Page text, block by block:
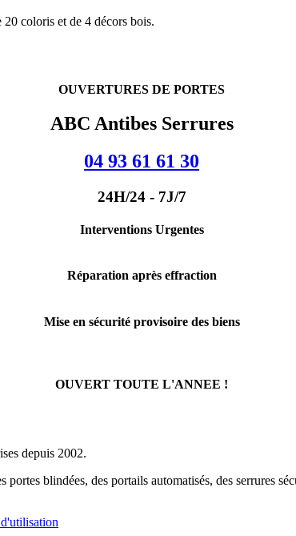
coloris et de 4 décors bois.
OUVERTURES DE PORTES
ABC Antibes Serrures
04 93 61 61 30
24H/24 - 7J/7
Interventions Urgentes
Réparation après effraction
Mise en sécurité provisoire des biens
OUVERT TOUTE L'ANNEE !
depuis 2002.
blindées, des portails automatisés, des serrures